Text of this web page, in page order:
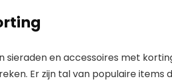
sieraden en accessoires met
Er zijn tal van populaire items